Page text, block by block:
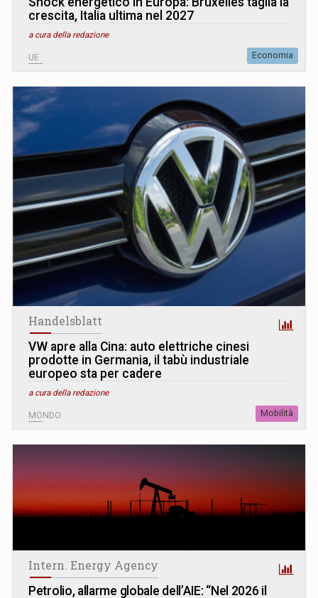
crescita, Italia ultima nel 2027
a cura della redazione
UE Economia
Handelsblatt
VW apre alla Cina: auto elettriche cinesi
prodotte in Germania, il tabù industriale
europeo sta per cadere
a cura della redazione
MONDO Mobilità
Intern. Energy Agency
Petrolio, allarme globale dell’AIE: “Nel 2026 il